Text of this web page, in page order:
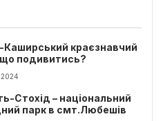
Каширський краєзнавчий
подивитись?
2024
Стохід – національний
парк в смт.Любешів